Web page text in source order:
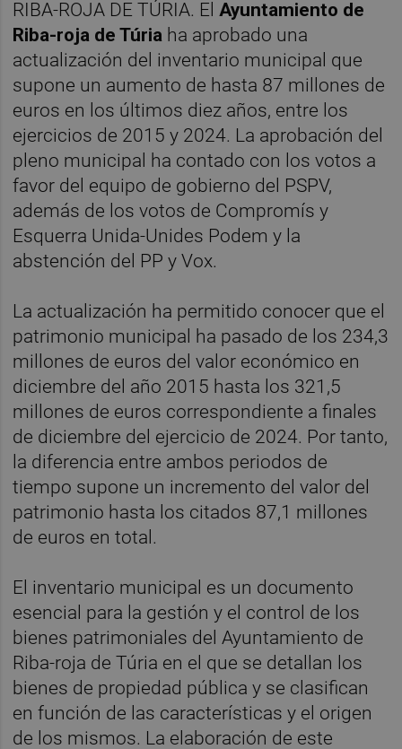
RIBA-ROJA DE TÚRIA. ElAyuntamiento de
Riba-roja de Túria ha aprobado una
actualización del inventario municipal que
supone un aumento de hasta 87 millones de
euros en los últimos diez años, entre los
ejercicios de 2015 y 2024. La aprobación del
pleno municipal ha contado con los votos a
favor del equipo de gobierno del PSPV,
además de los votos de Compromís y
Esquerra Unida-Unides Podem y la
abstención del PP y Vox.
La actualización ha permitido conocer que el
patrimonio municipal ha pasado de los 234,3
millones de euros del valor económico en
diciembre del año 2015 hasta los 321,5
millones de euros correspondiente a finales
de diciembre del ejercicio de 2024. Por tanto,
la diferencia entre ambos periodos de
tiempo supone un incremento del valor del
patrimonio hasta los citados 87,1 millones
de euros en total.
El inventario municipal es un documento
esencial para la gestión y el control de los
bienes patrimoniales del Ayuntamiento de
Riba-roja de Túria en el que se detallan los
bienes de propiedad pública y se clasifican
en función de las características y el origen
de los mismos. La elaboración de este